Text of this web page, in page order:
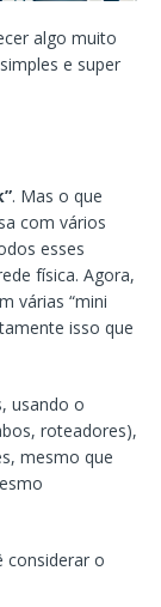
algo muito
e super
. Mas o que
com vários
esses
física. Agora,
várias “mini
isso que
usando o
roteadores),
mesmo que
considerar o